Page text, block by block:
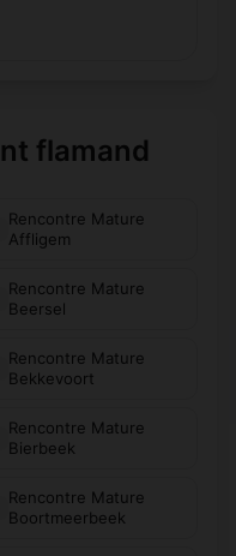
flamand
Rencontre Mature
Affligem
Rencontre Mature
Beersel
Rencontre Mature
Bekkevoort
Rencontre Mature
Bierbeek
Rencontre Mature
Boortmeerbeek